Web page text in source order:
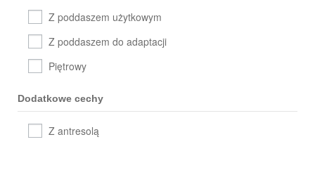
Piętrowy
Z poddaszem do adaptacji
Z poddaszem użytkowym
Dodatkowe cechy
Z antresolą